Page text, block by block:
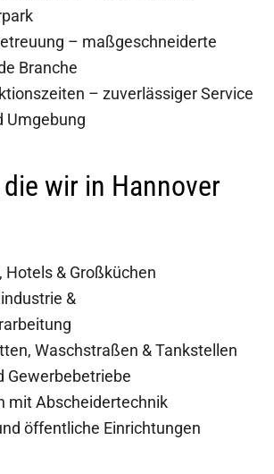
– maßgeschneiderte
Branche
– zuverlässiger Service
Umgebung
wir in Hannover
Hotels & Großküchen
&
Waschstraßen & Tankstellen
Gewerbebetriebe
mit Abscheidertechnik
öffentliche Einrichtungen